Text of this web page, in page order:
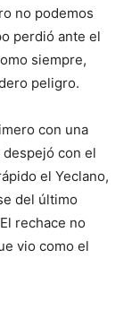
no podemos
perdió ante el
siempre,
peligro.
con una
con el
el Yeclano,
del último
rechace no
vio como el